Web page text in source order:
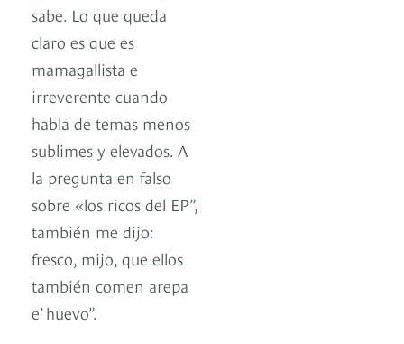
sabe. Lo que queda
claro es que es
mamagallista e
irreverente cuando
habla de temas menos
sublimes y elevados. A
la pregunta en falso
sobre «los ricos del EP”,
también me dijo:
fresco, mijo, que ellos
también comen arepa
e’ huevo”.